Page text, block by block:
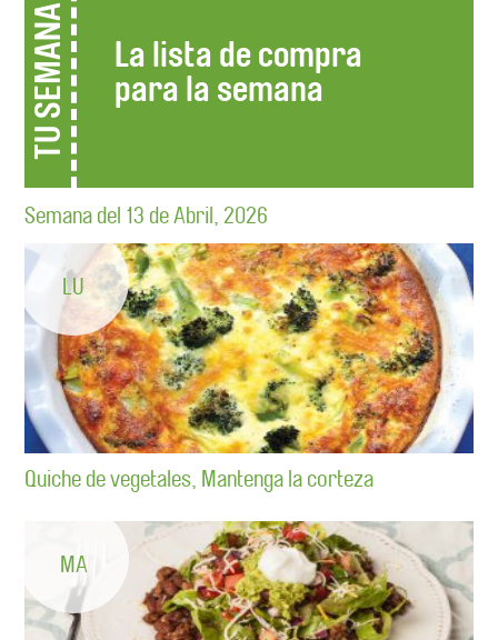
TU SEMANA
La lista de compra
para la semana
Semana del 13 de Abril, 2026
LU
Quiche de vegetales, Mantenga la corteza
MA